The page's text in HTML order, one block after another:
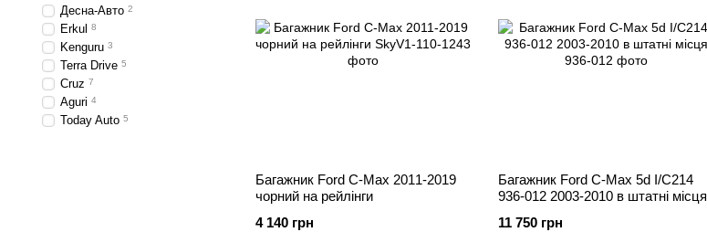
Багажник Ford C-Max 2011-2019
чорний на рейлінги
4 140 грн
Багажник Ford C-Max 5d I/C214
936-012 2003-2010 в штатні місця
11 750 грн
Десна-Авто 2
Erkul 8
Kenguru 3
Terra Drive 5
Cruz 7
Aguri 4
Today Auto 5